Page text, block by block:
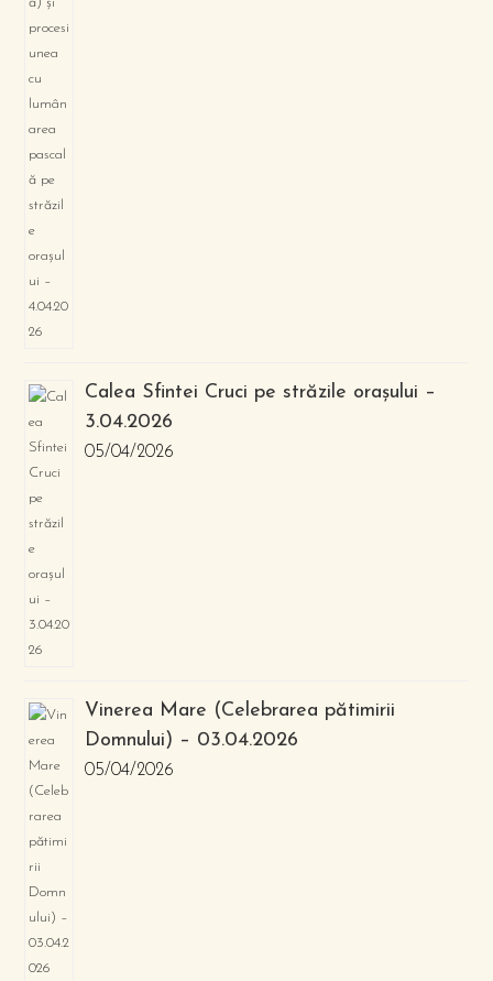
Calea Sfintei Cruci pe străzile orașului –
3.04.2026
05/04/2026
Vinerea Mare (Celebrarea pătimirii
Domnului) – 03.04.2026
05/04/2026